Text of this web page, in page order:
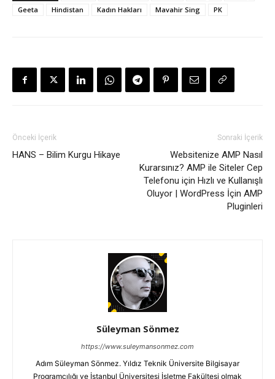
Geeta
Hindistan Kadın Hakları Mavahir Sing PK
Önceki İçerik
HANS – Bilim Kurgu Hikaye
Sonraki İçerik
Websitenize AMP Nasıl
Kurarsınız? AMP ile Siteler Cep
Telefonu için Hızlı ve Kullanışlı
Oluyor | WordPress İçin AMP
Pluginleri
Süleyman Sönmez
https://www.suleymansonmez.com
Adım Süleyman Sönmez. Yıldız Teknik Üniversite Bilgisayar
Programcılığı ve İstanbul Üniversitesi İşletme Fakültesi olmak